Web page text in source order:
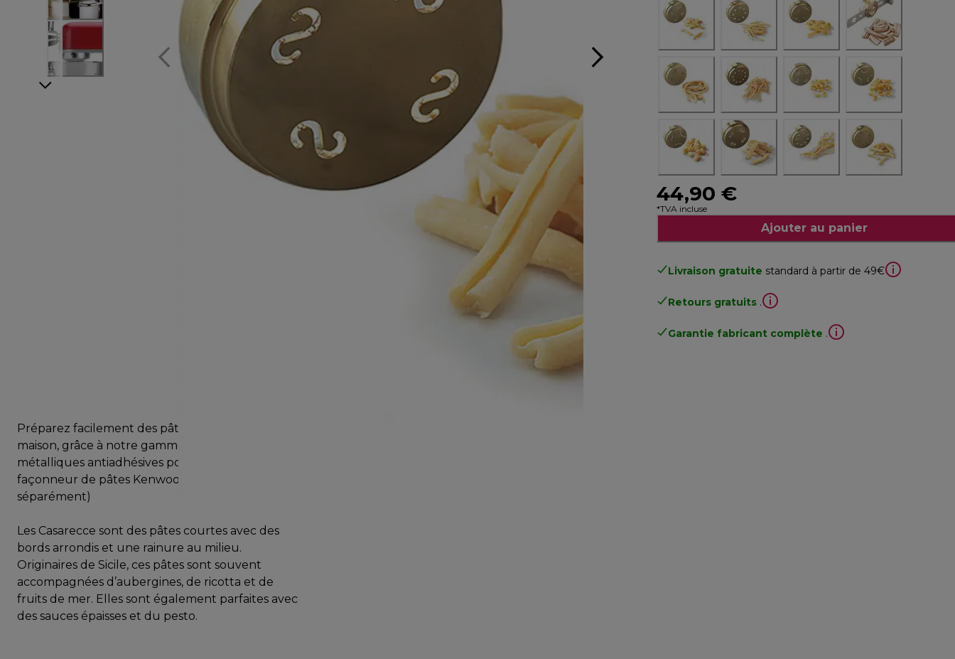
44,90 €
*TVA incluse
Ajouter au panier
Livraison gratuite standard à partir de 49€
Retours gratuits .
Garantie fabricant complète .
Préparez facilement des pâtes fraîches à la
maison, grâce à notre gamme de matrices
métalliques antiadhésives pour l’accessoire de
façonneur de pâtes Kenwood. (Vendues
séparément)
Les Casarecce sont des pâtes courtes avec des
bords arrondis et une rainure au milieu.
Originaires de Sicile, ces pâtes sont souvent
accompagnées d’aubergines, de ricotta et de
fruits de mer. Elles sont également parfaites avec
des sauces épaisses et du pesto.